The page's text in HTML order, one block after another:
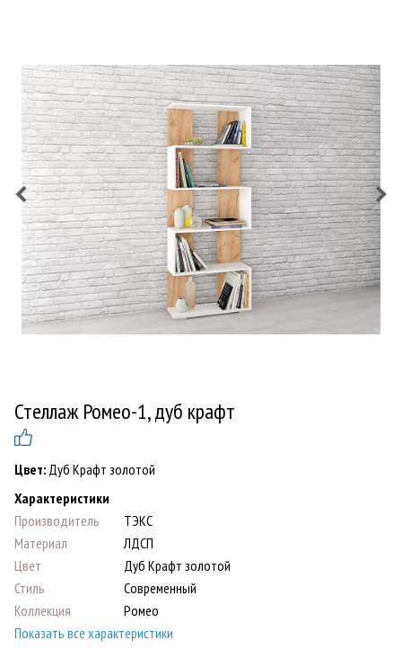
Стеллаж Ромео-1, дуб крафт
Цвет: Дуб Крафт золотой
Характеристики
Производитель
ТЭКС
Материал
ЛДСП
Цвет
Дуб Крафт золотой
Стиль
Современный
Коллекция
Ромео
Показать все характеристики